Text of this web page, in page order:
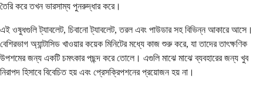
তৈরি করে তখন ভারসাম্য পুনরুদ্ধার করে।
এই ওষুধগুলি ট্যাবলেট, চিবানো ট্যাবলেট, তরল এবং পাউডার সহ বিভিন্ন আকারে আসে।
বেশিরভাগ অ্যান্টাসিড খাওয়ার কয়েক মিনিটের মধ্যে কাজ শুরু করে, যা তাদের তাৎক্ষণিক
উপশমের জন্য একটি চমৎকার পছন্দ করে তোলে। এগুলি মাঝে মাঝে ব্যবহারের জন্য খুব
নিরাপদ হিসাবে বিবেচিত হয় এবং প্রেসক্রিপশনের প্রয়োজন হয় না।